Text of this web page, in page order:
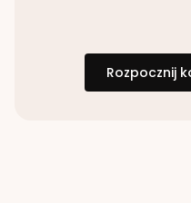
Rozpocznij